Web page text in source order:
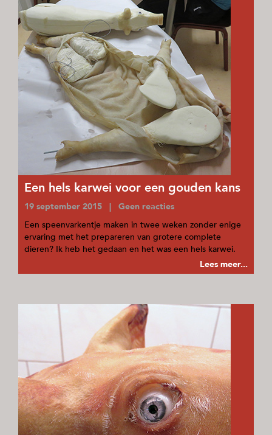
Een hels karwei voor een gouden kans
19 september 2015 | Geen reacties
Een speenvarkentje maken in twee weken zonder enige
ervaring met het prepareren van grotere complete
dieren? Ik heb het gedaan en het was een hels karwei.
Lees meer...